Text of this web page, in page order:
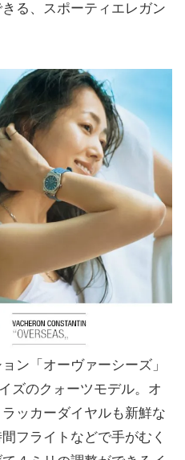
る、スポーティエレガン
ン「オーヴァーシーズ」
ズのクォーツモデル。オ
ッカーダイヤルも新鮮な
フライトなどで手がむく